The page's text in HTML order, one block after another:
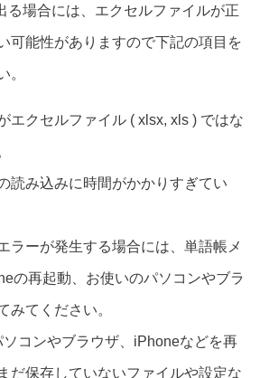
る場合には、エクセルファイルが正
可能性がありますので下記の項目を
。
エクセルファイル ( xlsx, xls ) ではな
読み込みに時間がかかりすぎてい
ラーが発生する場合には、単語帳メ
の再起動、お使いのパソコンやブラ
みてください。
ソコンやブラウザ、iPhoneなどを再
だ保存していないファイルや設定な